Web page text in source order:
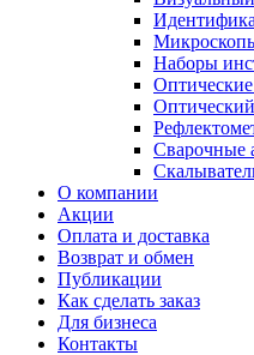
Наборы
Сварочные
О компании
Акции
Оплата и доставка
Возврат и обмен
Публикации
Как сделать заказ
Для бизнеса
Контакты